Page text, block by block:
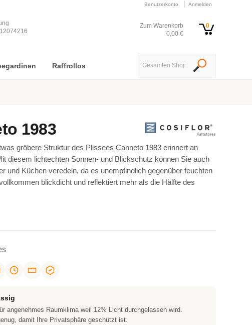
Benutzerkonto Anmelden
Zum Warenkorb
0,00 €
0
Raffrollos
1983
gröbere Struktur des Plissees Canneto 1983 erinnert an
diesem lichtechten Sonnen- und Blickschutz können Sie auch
und Küchen veredeln, da es unempfindlich gegenüber feuchten
blickdicht und reflektiert mehr als die Hälfte des
angenehmes Raumklima weil 12% Licht durchgelassen wird.
damit Ihre Privatsphäre geschützt ist.